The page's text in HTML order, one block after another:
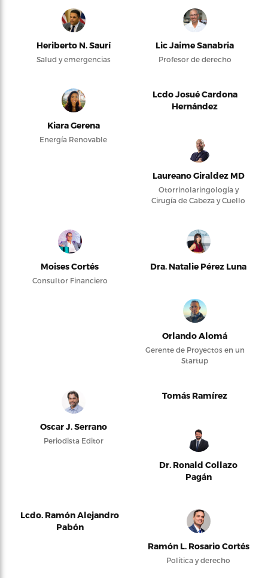
Heriberto N. Saurí
Salud y emergencias
Lic Jaime Sanabria
Profesor de derecho
Kiara Gerena
Energía Renovable
Lcdo Josué Cardona
Hernández
Laureano Giraldez MD
Otorrinolaringología y
Cirugía de Cabeza y Cuello
Moises Cortés
Consultor Financiero
Dra. Natalie Pérez Luna
Orlando Alomá
Gerente de Proyectos en un
Startup
Oscar J. Serrano
Periodista Editor
Tomás Ramírez
Dr. Ronald Collazo
Pagán
Lcdo. Ramón Alejandro
Pabón
Ramón L. Rosario Cortés
Política y derecho